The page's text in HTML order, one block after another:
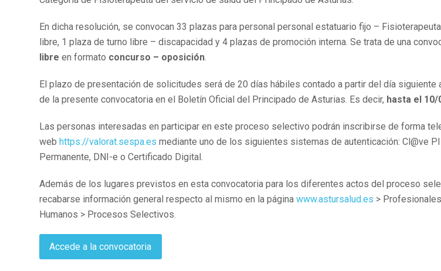
En dicha resolución, se convocan 33 plazas para personal personal estatuario fijo –
libre, 1 plaza de turno libre – discapacidad y 4 plazas de promoción interna. Se trata de una
libre en formato concurso – oposición.
El plazo de presentación de solicitudes será de 20 días hábiles contado a partir del día siguiente
de la presente convocatoria en el Boletín Oficial del Principado de Asturias. Es decir, hasta el 10/
Las personas interesadas en participar en este proceso selectivo podrán inscribirse de forma
webhttps://valorat.sespa.es mediante uno de los siguientes sistemas de autenticación: Cl@ve
Permanente, DNI-e o Certificado Digital.
Además de los lugares previstos en esta convocatoria para los diferentes actos del proceso
recabarse información general respecto al mismo en la páginawww.astursalud.es >
Humanos > Procesos Selectivos.
Accede a la convocatoria